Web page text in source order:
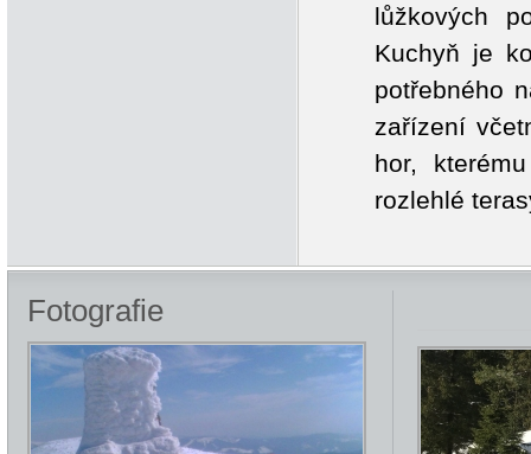
lůžkových
Kuchyň je
potřebného
zařízení
hor,
rozlehlé
Fotografie